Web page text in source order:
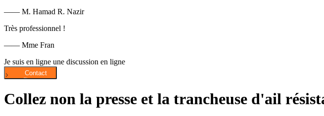
—— M. Hamad R. Nazir
Très professionnel !
—— Mme Fran
Je suis en ligne une discussion en ligne
Collez non la presse et la trancheuse d'ail